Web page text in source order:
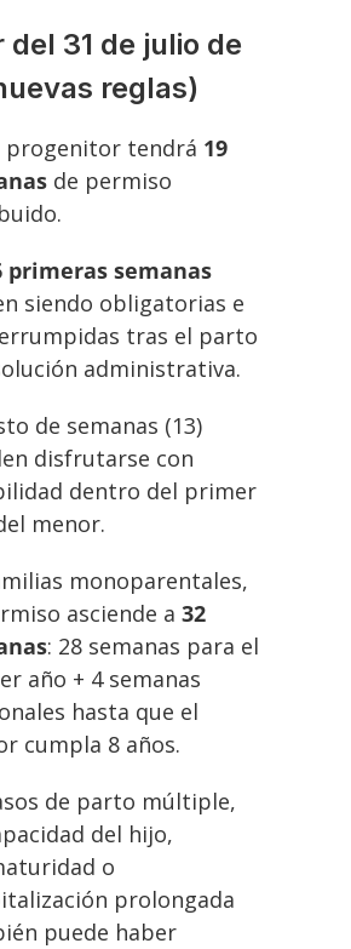
del 31 de julio de
reglas)
progenitor tendrá 19
de permiso
primeras semanas
siendo obligatorias e
tras el parto
administrativa.
de semanas (13)
disfrutarse con
dentro del primer
menor.
monoparentales,
asciende a32
: 28 semanas para el
año + 4 semanas
hasta que el
cumpla 8 años.
de parto múltiple,
del hijo,
o
prolongada
puede haber